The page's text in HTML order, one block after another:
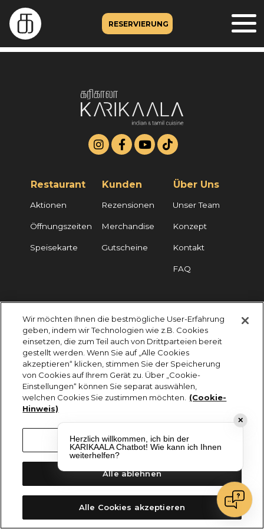
RESERVIERUNG
Restaurant
Aktionen
Öffnungszeiten
Speisekarte
Kunden
Rezensionen
Merchandise
Gutscheine
Über Uns
Unser Team
Konzept
Kontakt
FAQ
KARIKAALA ©2026 - Saily Food Service GmbH
Alle Rechte vorbehalten
✕
Herzlich willkommen, ich bin der
KARIKAALA Chatbot! Wie kann ich Ihnen
weiterhelfen?
Wir möchten Ihnen die bestmögliche User-Erfahrung
geben, indem wir Technologien wie z.B. Cookies
einsetzen, die zum Teil auch von Drittparteien bereit
gestellt werden. Wenn Sie auf „Alle Cookies
akzeptieren“ klicken, stimmen Sie der Speicherung
von Cookies auf Ihrem Gerät zu. Über „Cookie-
Einstellungen“ können Sie separat auswählen,
welchen Cookies Sie zustimmen möchten.
(Cookie-
Hinweis)
Cookie-Einstellungen
Alle ablehnen
Alle Cookies akzeptieren